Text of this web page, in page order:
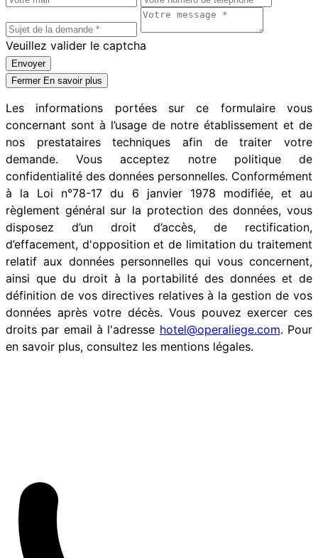
Veuillez valider le captcha
Envoyer
Fermer En savoir plus
Les informations portées sur ce formulaire vous
concernant sont à l’usage de notre établissement et de
nos prestataires techniques afin de traiter votre
demande. Vous acceptez notre politique de
confidentialité des données personnelles. Conformément
à la Loi n°78-17 du 6 janvier 1978 modifiée, et au
règlement général sur la protection des données, vous
disposez d’un droit d’accès, de rectification,
d’effacement, d'opposition et de limitation du traitement
relatif aux données personnelles qui vous concernent,
ainsi que du droit à la portabilité des données et de
définition de vos directives relatives à la gestion de vos
données après votre décès. Vous pouvez exercer ces
droits par email à l'adresse hotel@operaliege.com. Pour
en savoir plus, consultez les mentions légales.